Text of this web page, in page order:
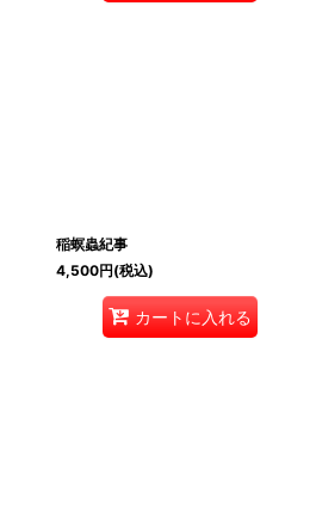
稲螟蟲紀事
4,500円(税込)
カートに入れる